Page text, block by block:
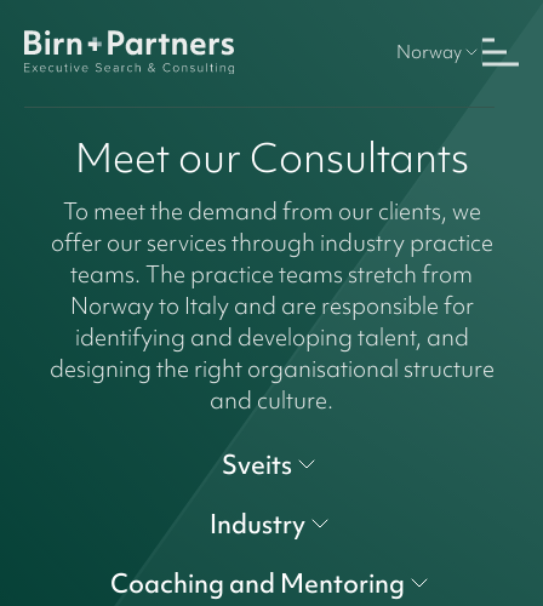
Norway
Meet our Consultants
To meet the demand from our clients, we
offer our services through industry practice
teams. The practice teams stretch from
Norway to Italy and are responsible for
identifying and developing talent, and
designing the right organisational structure
and culture.
Sveits
Industry
Coaching and Mentoring